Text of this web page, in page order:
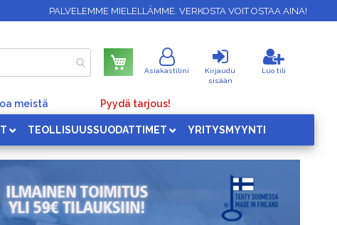
PALVELEMME MIELELLÄMME. VERKOSTA VOIT OSTAA AINA!
Ostoskori
Asiakastilini
Kirjaudu
sisään
Luo tili
meistä Pyydä tarjous!
TEOLLISUUSSUODATTIMET YRITYSMYYNTI